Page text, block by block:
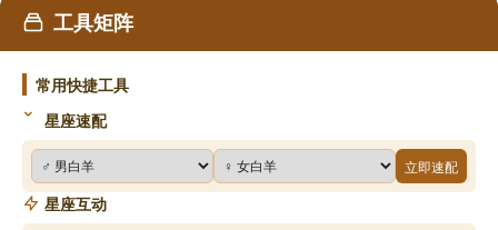
工具矩阵
常用快捷工具
星座速配
立即速配
星座互动